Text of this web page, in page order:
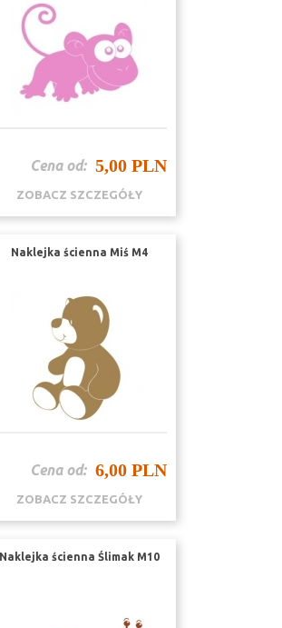
Cena od: 5,00 PLN
ZOBACZ SZCZEGÓŁY
Naklejka ścienna Miś M4
Cena od: 6,00 PLN
ZOBACZ SZCZEGÓŁY
Naklejka ścienna Ślimak M10